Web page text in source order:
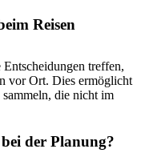
Reisen
treffen,
vor Ort. Dies ermöglicht
sammeln, die nicht im
der Planung?